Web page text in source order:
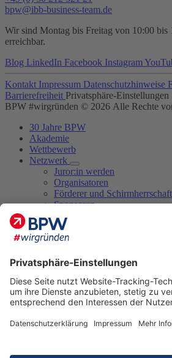
bpw@ibb-business-team.de
Wir sind Montag bis Freitag von 10:00 bis
erreichbar.
Blog LinkedIn Facebook Instagram
Kontakt Impressum Datenschutzhinweise
Barrierefreiheit Privatsphäre-Einstellungen
BPW #wirgründen © 2026 Alle Rechte
30 Jahre BPW
Akademie
Wettbewerb
Netzwerk
Juror:in werden
Organisatoren
Förderer und Schirmherrschaft
Sponsoren
Kooperationspartner und
Juror:innen 2026
Marktplatz
Blog
Aktuelles zum BPW
BPW-Tipp
BPW-Veranstaltungen
Erfolgsgeschichten
Filme